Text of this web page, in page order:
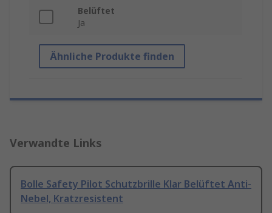
Belüftet
Ja
Ähnliche Produkte finden
Verwandte Links
Bolle Safety Pilot Schutzbrille Klar Belüftet Anti-
Nebel, Kratzresistent